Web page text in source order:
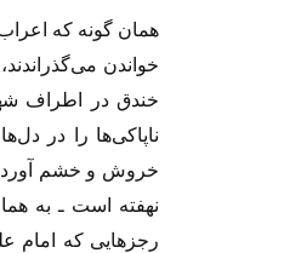
همان گونه که اعراب
خواندن
خندق در اطراف
ناپاکی‌ها را در
خروش و خشم آوردن
رجزهایی که امام